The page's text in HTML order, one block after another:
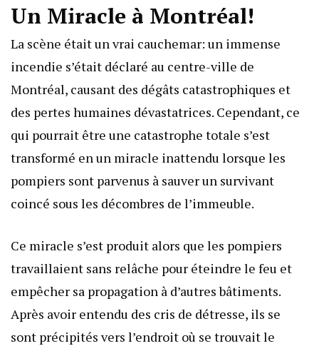
Un Miracle à Montréal!
La scène était un vrai cauchemar: un immense
incendie s’était déclaré au centre-ville de
Montréal, causant des dégâts catastrophiques et
des pertes humaines dévastatrices. Cependant, ce
qui pourrait être une catastrophe totale s’est
transformé en un miracle inattendu lorsque les
pompiers sont parvenus à sauver un survivant
coincé sous les décombres de l’immeuble.
Ce miracle s’est produit alors que les pompiers
travaillaient sans relâche pour éteindre le feu et
empêcher sa propagation à d’autres bâtiments.
Après avoir entendu des cris de détresse, ils se
sont précipités vers l’endroit où se trouvait le